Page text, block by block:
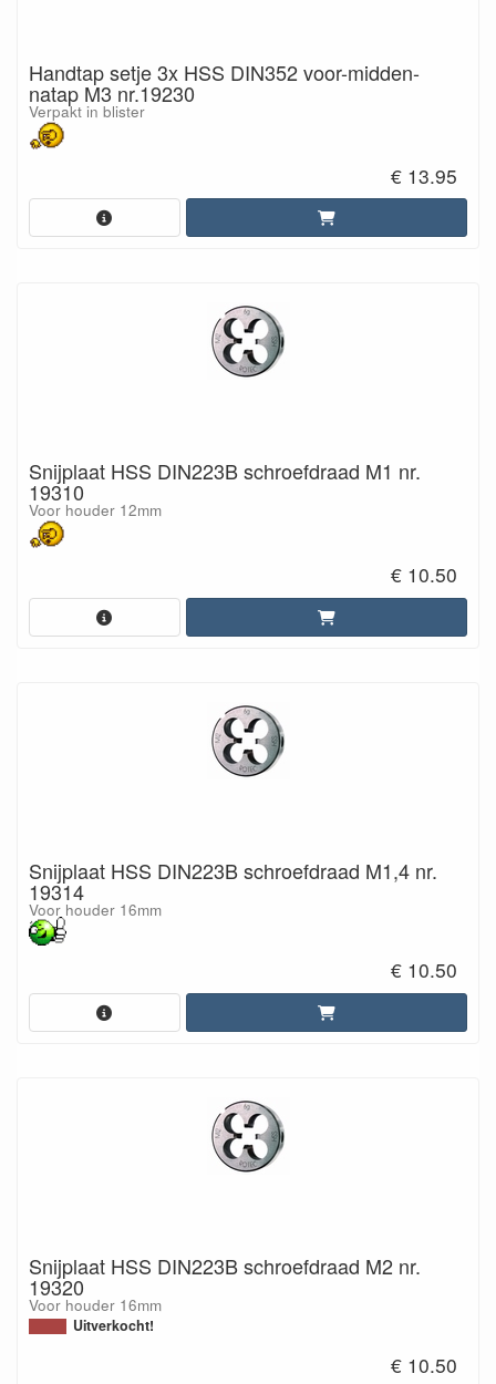
Handtap setje 3x HSS DIN352 voor-midden-
natap M3 nr.19230
Verpakt in blister
€ 13.95
Snijplaat HSS DIN223B schroefdraad M1 nr.
19310
Voor houder 12mm
€ 10.50
Snijplaat HSS DIN223B schroefdraad M1,4 nr.
19314
Voor houder 16mm
€ 10.50
Snijplaat HSS DIN223B schroefdraad M2 nr.
19320
Voor houder 16mm
Uitverkocht!
€ 10.50